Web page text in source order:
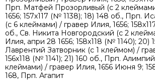
Прп. Матфей Прозорливый (с 2
1656; 157х117 (№ 1138); 18) 148 об., Прп.
(с 6 клеймами) / гравер Илия, 1656;
об., Св. Никита Новгородский (с 2
Илия, апри 28 1656; 158х118 (№ 1140); 20)
Лаврентий Затворник (с 1 клеймом) /
156х118 (№ 1141); 21) 160 об., Прп.
клеймами) / гравер Илия, 1656 Июня 9;
168, Прп. Агапит